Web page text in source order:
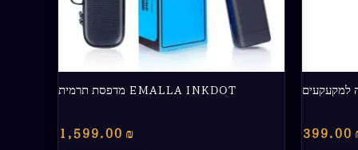
למקעקעים
399.00
EMALLA INKDOT מדפסת תרמית
1,599.00 ₪